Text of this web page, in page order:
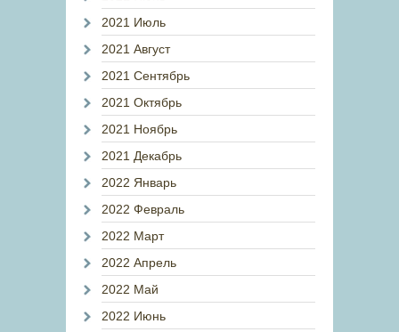
2021 Июль
2021 Август
2021 Сентябрь
2021 Октябрь
2021 Ноябрь
2021 Декабрь
2022 Январь
2022 Февраль
2022 Март
2022 Апрель
2022 Май
2022 Июнь